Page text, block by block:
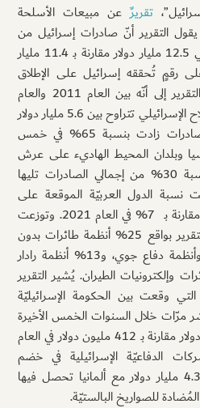
تقريرٌعن مبيعات الأسلحة
خلال العام 2022. يقول التقرير أنّ صادرات إسرائيل من
الأسلحة بلغت في العام الماضي 12.5 مليار دولار مقارنة بـ 11.4 مليار
2021، وهو أعلى رقمٍ تُحققه إسرائيل على الإطلاق
لمبيعاتها من الأسلحة. يُشير التقرير إلى أنّه بين العام 2011 والعام
2016 كانت أرقام صادرات السلاح الإسرائيلي تتراوح بين 5.6 مليار دولار
و7.5 مليار دولار، وأنّ هذه الصادرات زادت بنسبة 65% في خمس
وبلدان المحيط الهاديء على عرش
مشتري السلاح الإسرائيلي بنسبة 30% من إجمالي الصادرات تليها
بينما كانت نسبة الدول العربيّة الموقعة على
“اتفاقات أبراهام” حوالى 24% مقارنة بـ 7% في العام 2021. وتوزعت
الصادرات الإسرائيلية بحسب التقرير بواقع 25% أنظمة طائرات بدون
طيار، 19% قذائف وصواريخ وأنظمة دفاع جوي، و13% أنظمة رادار
و5 بالمئة طائرات وإلكترونيات الطيران. يُشير التقرير
وقعت بين الحكومة الإسرائيليّة
مرّات خلال السنوات الخمس الأخيرة
ليصل إلى ما يزيد على 4 مليار دولار مقارنة بـ 412 مليون دولار في العام
الدفاعيّة الإسرائيلية في خضم
مفاوضات لعقد صفقة بقيمة 4.3 مليار دولار مع ألمانيا تحصل فيها